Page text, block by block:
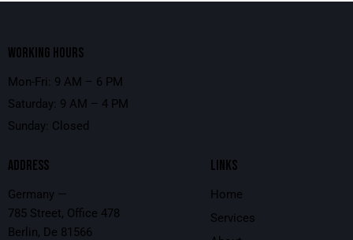
WORKING HOURS
Mon-Fri: 9 AM – 6 PM
Saturday: 9 AM – 4 PM
Sunday: Closed
ADDRESS
Germany —
785 Street, Office 478
Berlin, De 81566
LINKS
Home
Services